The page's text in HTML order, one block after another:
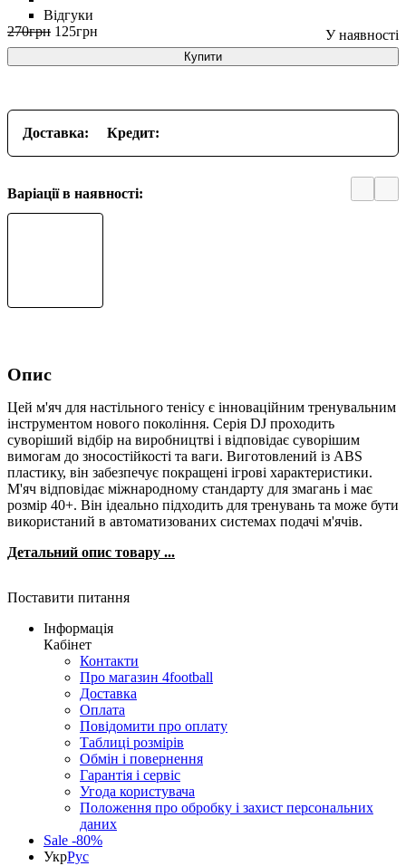
Відгуки
270грн 125грн
Купити
Доставка: Кредит:
Варіації в наявності:
Опис
Цей м'яч для настільного тенісу є інноваційним тренувальним
інструментом нового покоління. Серія DJ проходить
суворіший відбір на виробництві і відповідає суворішим
вимогам до зносостійкості та ваги. Виготовлений із ABS
пластику, він забезпечує покращені ігрові характеристики.
М'яч відповідає міжнародному стандарту для змагань і має
розмір 40+. Він ідеально підходить для тренувань та може бути
використаний в автоматизованих системах подачі м'ячів.
Детальний опис товару ...
Поставити питання
Інформація
Кабінет
Контакти
Про магазин 4football
Доставка
Оплата
Повідомити про оплату
Таблиці розмірів
Обмін і повернення
Гарантія і сервіс
Угода користувача
Положення про обробку і захист персональних
даних
Sale -80%
УкрРус